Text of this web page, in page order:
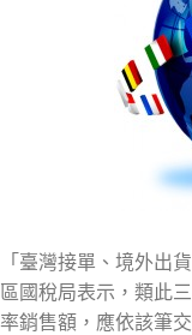
「臺灣接單、境外出
區國稅局表示，類此
率銷售額，應依該筆